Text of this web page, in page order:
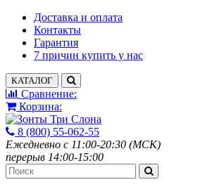
Доставка и оплата
Контакты
Гарантия
7 причин купить у нас
КАТАЛОГ
Сравнение:
Корзина:
8 (800) 55-062-55
Ежедневно с 11:00-20:30 (МСК)
перерыв 14:00-15:00